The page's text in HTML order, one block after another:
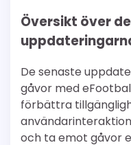
Översikt över
De senaste
gåvor med
förbättra
och ta emot gåvor